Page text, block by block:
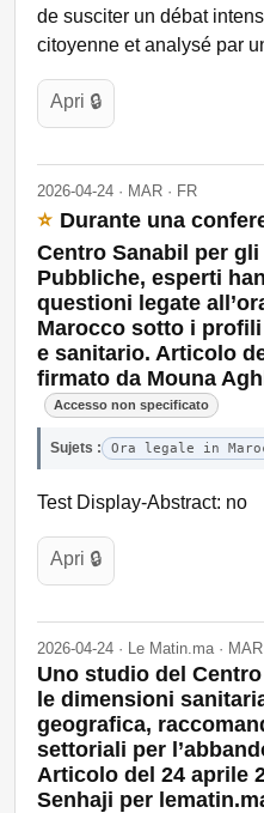
de susciter un débat
citoyenne et analysé par
Apri 🔒
2026-04-24 · MAR · FR
⭐ Durante una
Centro Sanabil per
Pubbliche, esperti
questioni legate
Marocco sotto i
e sanitario. Articolo
firmato da Mouna
Accesso non specificato
Sujets : Ora legale in
Test Display-Abstract: no
Apri 🔒
2026-04-24 · Le Matin.ma ·
Uno studio del
le dimensioni
geografica,
settoriali per
Articolo del 24 aprile
Senhaji per